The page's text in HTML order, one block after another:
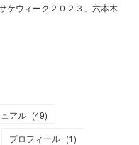
ケウィーク２０２３」六本木
アル (49)
プロフィール (1)